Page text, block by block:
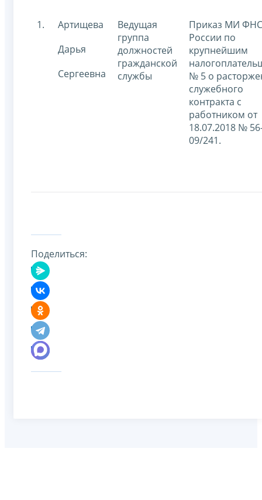
1.
Артищева
Дарья
Сергеевна
Ведущая
группа
должностей
гражданской
службы
Приказ МИ ФНС
России по
крупнейшим
№ 5 о
служебного
контракта с
работником от
18.07.2018 №
09/241.
Поделиться: